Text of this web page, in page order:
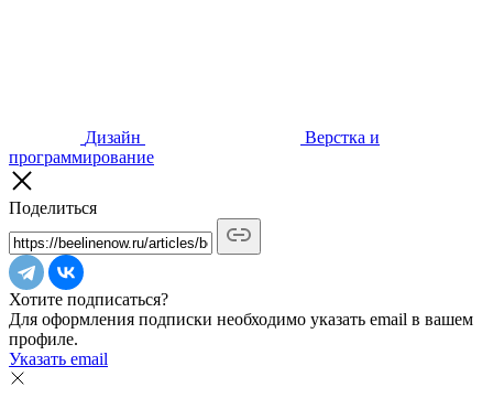
Дизайн
Верстка и
программирование
Поделиться
Хотите подписаться?
Для оформления подписки необходимо указать email в вашем
профиле.
Указать email